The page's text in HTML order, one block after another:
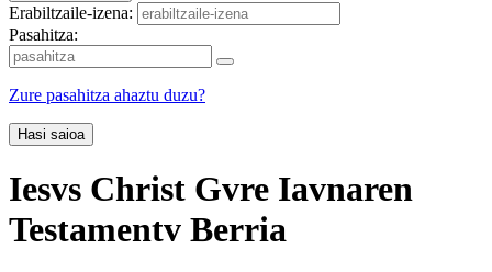
Erabiltzaile-izena:
Pasahitza:
Zure pasahitza ahaztu duzu?
Hasi saioa
Iesvs Christ Gvre Iavnaren
Testamentv Berria